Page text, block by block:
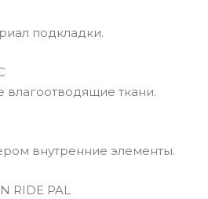
подкладки.
влагоотводящие ткани.
внутренние элементы.
RIDE PAL